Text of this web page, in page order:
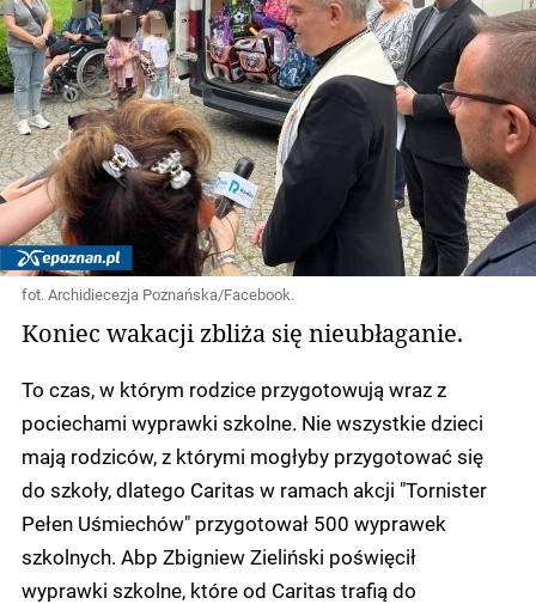
fot. Archidiecezja Poznańska/Facebook.
Koniec wakacji zbliża się nieubłaganie.
To czas, w którym rodzice przygotowują wraz z
pociechami wyprawki szkolne. Nie wszystkie dzieci
mają rodziców, z którymi mogłyby przygotować się
do szkoły, dlatego Caritas w ramach akcji "Tornister
Pełen Uśmiechów" przygotował 500 wyprawek
szkolnych. Abp Zbigniew Zieliński poświęcił
wyprawki szkolne, które od Caritas trafią do